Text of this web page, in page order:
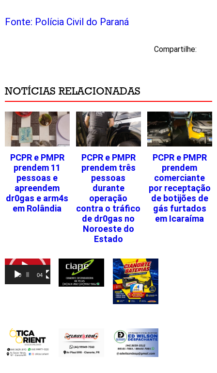
Fonte: Polícia Civil do Paraná
Compartilhe:
NOTÍCIAS RELACIONADAS
PCPR e PMPR
prendem 11
pessoas e
apreendem
dr0gas e arm4s
em Rolândia
PCPR e PMPR
prendem três
pessoas
durante
operação
contra o tráfico
de dr0gas no
Noroeste do
Estado
PCPR e PMPR
prendem
comerciante
por receptação
de botijões de
gás furtados
em Icaraíma
Tocador
vídeo
00:00 04:46